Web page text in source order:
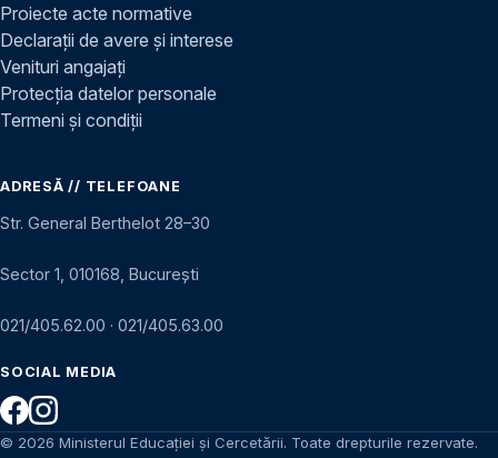
Proiecte acte normative
Declarații de avere și interese
Venituri angajați
Protecția datelor personale
Termeni și condiții
ADRESĂ // TELEFOANE
Str. General Berthelot 28–30
Sector 1, 010168, București
021/405.62.00 · 021/405.63.00
SOCIAL MEDIA
© 2026 Ministerul Educației și Cercetării. Toate drepturile rezervate.